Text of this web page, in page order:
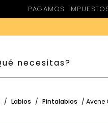
PAGAMOS
/ Labios / Pintalabios / Avene